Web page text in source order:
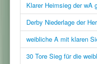
Klarer Heimsieg der wA
Derby Niederlage der
weibliche A mit klaren
30 Tore Sieg für die